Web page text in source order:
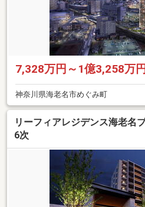
7,328万円～1億3,258万円
神奈川県海老名市めぐみ町
リーフィアレジデンス海老名
6次